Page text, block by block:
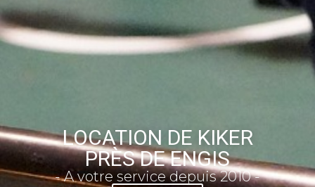
LOCATION DE KIKER
PRÈS DE ENGIS
- A votre service depuis 2010 -